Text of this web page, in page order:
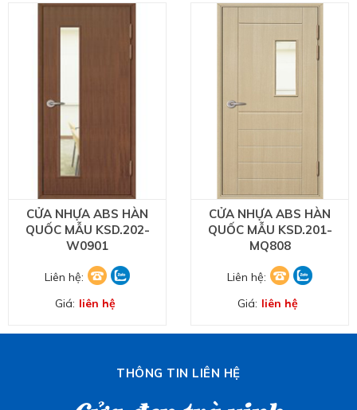
CỬA NHỰA ABS HÀN
QUỐC MẪU KSD.202-
W0901
Liên hệ:
Giá: liên hệ
CỬA NHỰA ABS HÀN
QUỐC MẪU KSD.201-
MQ808
Liên hệ:
Giá: liên hệ
THÔNG TIN LIÊN HỆ